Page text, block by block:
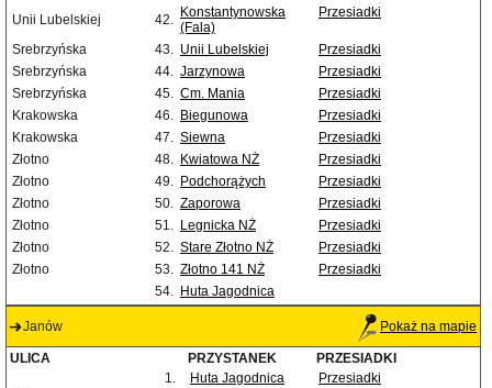
Unii Lubelskiej
42. Konstantynowska
(Fala)
Przesiadki
Srebrzyńska 43. Unii Lubelskiej
Przesiadki
Srebrzyńska
44. Jarzynowa
Przesiadki
Srebrzyńska
45. Cm. Mania
Przesiadki
Krakowska
46. Biegunowa
Przesiadki
Krakowska
47. Siewna
Przesiadki
Złotno
48. Kwiatowa NŻ
Przesiadki
Złotno
49. Podchorążych
Przesiadki
Złotno
50. Zaporowa
Przesiadki
Złotno
51. Legnicka NŻ
Przesiadki
Złotno
52. Stare Złotno NŻ
Przesiadki
Złotno
53. Złotno 141 NŻ
Przesiadki
54. Huta Jagodnica
Janów Pokaż na mapie
ULICA PRZYSTANEK
PRZESIADKI
1.
Huta Jagodnica
Przesiadki